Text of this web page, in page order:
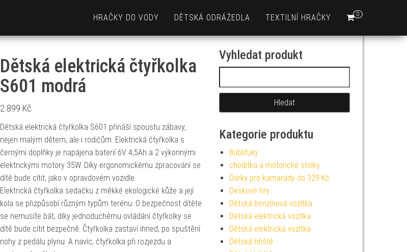
0
HRAČKY DO VODY DĚTSKÁ ODRÁŽEDLA TEXTILNÍ HRAČKY
Dětská elektrická čtyřkolka
S601 modrá
2 899 Kč
Dětská elektrická čtyřkolka S601 přináší spoustu zábavy,
nejen malým dětem, ale i rodičům. Elektrická čtyřkolka s
černými doplňky je napájena baterií 6V 4,5Ah a 2 výkonnými
elektrickými motory 35W. Díky ergonomickému zpracování se
dítě bude cítit, jako v opravdovém vozidle.
Elektrická čtyřkolka sedačku z měkké ekologické kůže a její
kola se přizpůsobí různým typům terénu. O bezpečnost dítěte
se nemusíte bát, díky jednoduchému ovládání čtyřkolky se
dítě bude cítit bezpečně. Čtyřkolka zastaví ihned, po spuštění
nohy z pedálu plynu. A navíc, čtyřkolka při rozjezdu a
Vyhledat produkt
Kategorie produktu
Bublifuky
chodítka a motorické stolky
Dárky pro kamarády do 329 Kč
Deskové hry
Dětská benzínová vozítka
Dětská elektrická vozítka
Dětská elektrická vozítka
Dětská hřiště